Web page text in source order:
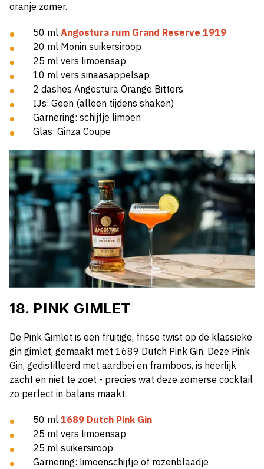
oranje zomer.
50 ml Angostura rum Grand Reserve 1919
20 ml Monin suikersiroop
25 ml vers limoensap
10 ml vers sinaasappelsap
2 dashes Angostura Orange Bitters
IJs: Geen (alleen tijdens shaken)
Garnering: schijfje limoen
Glas: Ginza Coupe
18. PINK GIMLET
De Pink Gimlet is een fruitige, frisse twist op de klassieke
gin gimlet, gemaakt met 1689 Dutch Pink Gin. Deze Pink
Gin, gedistilleerd met aardbei en framboos, is heerlijk
zacht en niet te zoet - precies wat deze zomerse cocktail
zo perfect in balans maakt.
50 ml 1689 Dutch Pink Gin
25 ml vers limoensap
25 ml suikersiroop
Garnering: limoenschijfje of rozenblaadje